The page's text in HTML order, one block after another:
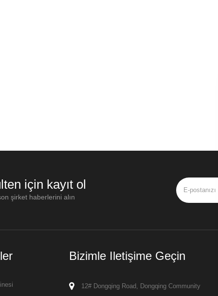
için kayıt ol
şirket haberlerini alın
Bizimle Iletişime Geçin
12# Dongqing Road, Dongqing Community